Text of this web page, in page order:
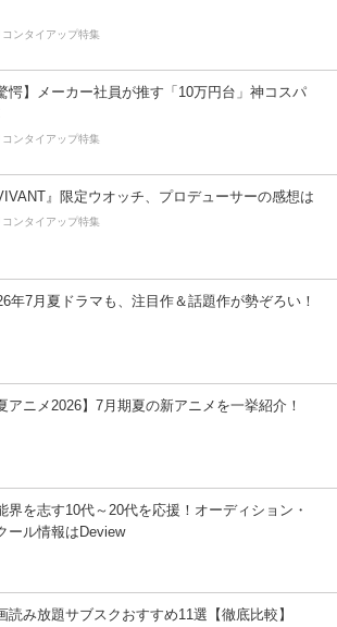
コンタイアップ特集
愕】メーカー社員が推す「10万円台」神コスパ
コンタイアップ特集
』限定ウオッチ、プロデューサーの感想は
コンタイアップ特集
年7月夏ドラマも、注目作＆話題作が勢ぞろい！
アニメ2026】7月期夏の新アニメを一挙紹介！
界を志す10代～20代を応援！オーディション・
ール情報はDeview
読み放題サブスクおすすめ11選【徹底比較】